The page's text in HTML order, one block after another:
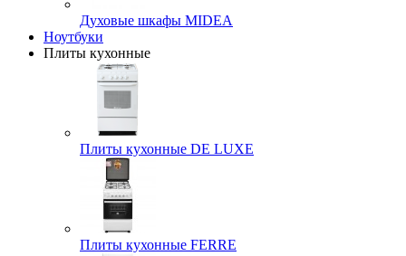
Духовые шкафы MIDEA
Ноутбуки
Плиты кухонные
Плиты кухонные DE LUXE
Плиты кухонные FERRE